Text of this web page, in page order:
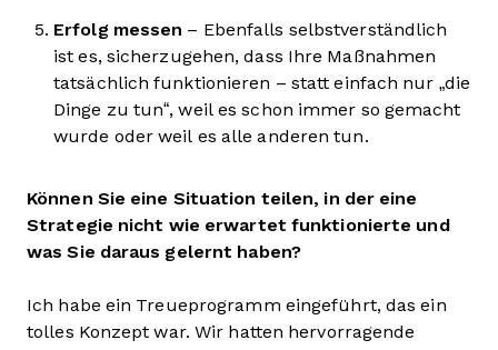
Erfolg messen – Ebenfalls selbstverständlich
ist es, sicherzugehen, dass Ihre Maßnahmen
tatsächlich funktionieren – statt einfach nur „die
Dinge zu tun“, weil es schon immer so gemacht
wurde oder weil es alle anderen tun.
Können Sie eine Situation teilen, in der eine
Strategie nicht wie erwartet funktionierte und
was Sie daraus gelernt haben?
Ich habe ein Treueprogramm eingeführt, das ein
tolles Konzept war. Wir hatten hervorragende